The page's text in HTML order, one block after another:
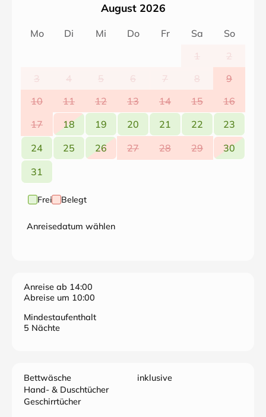
August 2026
Mo Di Mi Do Fr Sa
So
1
2
3
4 5 6 7 8
9
10
11 12 13 14 15
16
17
18 19 20 21 22
23
24
25 26 27 28 29
30
31
Frei Belegt
Anreisedatum wählen
Anreise ab 14:00
Abreise um 10:00
Mindestaufenthalt
5 Nächte
Bettwäsche
Hand- & Duschtücher
Geschirrtücher
inklusive